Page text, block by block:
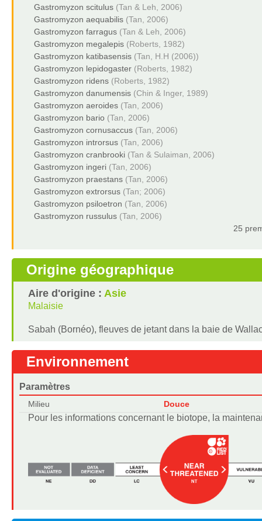
Gastromyzon scitulus (Tan & Leh, 2006)
Gastromyzon aequabilis (Tan, 2006)
Gastromyzon farragus (Tan & Leh, 2006)
Gastromyzon megalepis (Roberts, 1982)
Gastromyzon katibasensis (Tan, H.H (2006))
Gastromyzon lepidogaster (Roberts, 1982)
Gastromyzon ridens (Roberts, 1982)
Gastromyzon danumensis (Chin & Inger, 1989)
Gastromyzon aeroides (Tan, 2006)
Gastromyzon bario (Tan, 2006)
Gastromyzon cornusaccus (Tan, 2006)
Gastromyzon introrsus (Tan, 2006)
Gastromyzon cranbrooki (Tan & Sulaiman, 2006)
Gastromyzon ingeri (Tan, 2006)
Gastromyzon praestans (Tan, 2006)
Gastromyzon extrorsus (Tan; 2006)
Gastromyzon psiloetron (Tan, 2006)
Gastromyzon russulus (Tan, 2006)
25
Origine géographique
Aire d'origine : Asie
Malaisie
Sabah (Bornéo), fleuves de jetant dans la baie de
Environnement
Paramètres
Milieu Douce
Pour les informations concernant le biotope, la